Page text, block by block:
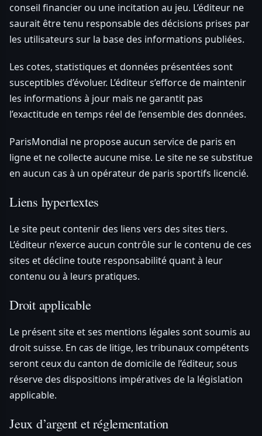
conseil financier ou une incitation au jeu. L’éditeur ne
saurait être tenu responsable des décisions prises par
les utilisateurs sur la base des informations publiées.
Les cotes, statistiques et données présentées sont
susceptibles d’évoluer. L’éditeur s’efforce de maintenir
les informations à jour mais ne garantit pas
l’exactitude en temps réel de l’ensemble des données.
ParisMondial ne propose aucun service de paris en
ligne et ne collecte aucune mise. Le site ne se substitue
en aucun cas à un opérateur de paris sportifs licencié.
Liens hypertextes
Le site peut contenir des liens vers des sites tiers.
L’éditeur n’exerce aucun contrôle sur le contenu de ces
sites et décline toute responsabilité quant à leur
contenu ou à leurs pratiques.
Droit applicable
Le présent site et ses mentions légales sont soumis au
droit suisse. En cas de litige, les tribunaux compétents
seront ceux du canton de domicile de l’éditeur, sous
réserve des dispositions impératives de la législation
applicable.
Jeux d’argent et réglementation